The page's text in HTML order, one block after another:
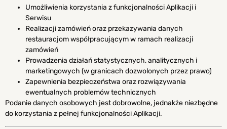
Umożliwienia korzystania z funkcjonalności Aplikacji i
Serwisu
Realizacji zamówień oraz przekazywania danych
restauracjom współpracującym w ramach realizacji
zamówień
Prowadzenia działań statystycznych, analitycznych i
marketingowych (w granicach dozwolonych przez prawo)
Zapewnienia bezpieczeństwa oraz rozwiązywania
ewentualnych problemów technicznych
Podanie danych osobowych jest dobrowolne, jednakże niezbędne
do korzystania z pełnej funkcjonalności Aplikacji.